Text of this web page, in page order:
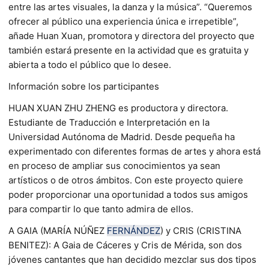
entre las artes visuales, la danza y la música”. “Queremos
ofrecer al público una experiencia única e irrepetible”,
añade Huan Xuan, promotora y directora del proyecto que
también estará presente en la actividad que es gratuita y
abierta a todo el público que lo desee.
Información sobre los participantes
HUAN XUAN ZHU ZHENG es productora y directora.
Estudiante de Traducción e Interpretación en la
Universidad Autónoma de Madrid. Desde pequeña ha
experimentado con diferentes formas de artes y ahora está
en proceso de ampliar sus conocimientos ya sean
artísticos o de otros ámbitos. Con este proyecto quiere
poder proporcionar una oportunidad a todos sus amigos
para compartir lo que tanto admira de ellos.
A GAIA (MARÍA NÚÑEZ FERNÁNDEZ) y CRIS (CRISTINA
BENITEZ): A Gaia de Cáceres y Cris de Mérida, son dos
jóvenes cantantes que han decidido mezclar sus dos tipos